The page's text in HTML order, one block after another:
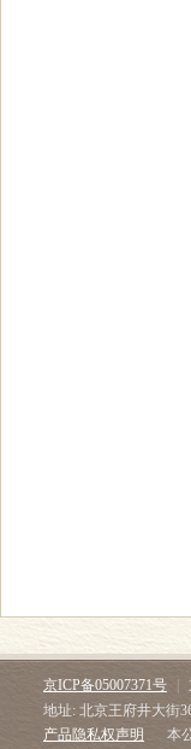
京ICP备05007371号
地址: 北京王府井大街
产品隐私权声明
本